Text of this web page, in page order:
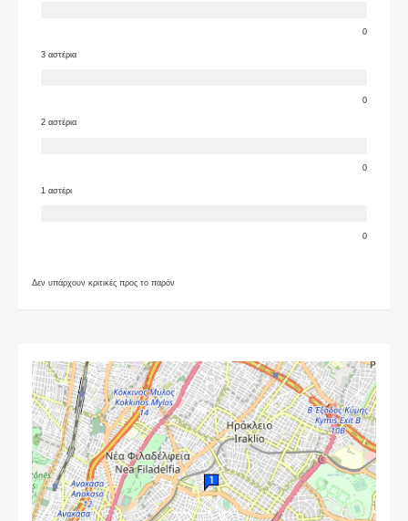
0
3 αστέρια
0
2 αστέρια
0
1 αστέρι
0
Δεν υπάρχουν κριτικές προς το παρόν